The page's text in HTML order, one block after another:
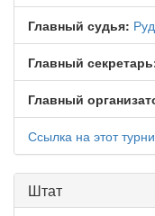
Главный судья:
Главный
Главный
Ссылка на этот
Штат